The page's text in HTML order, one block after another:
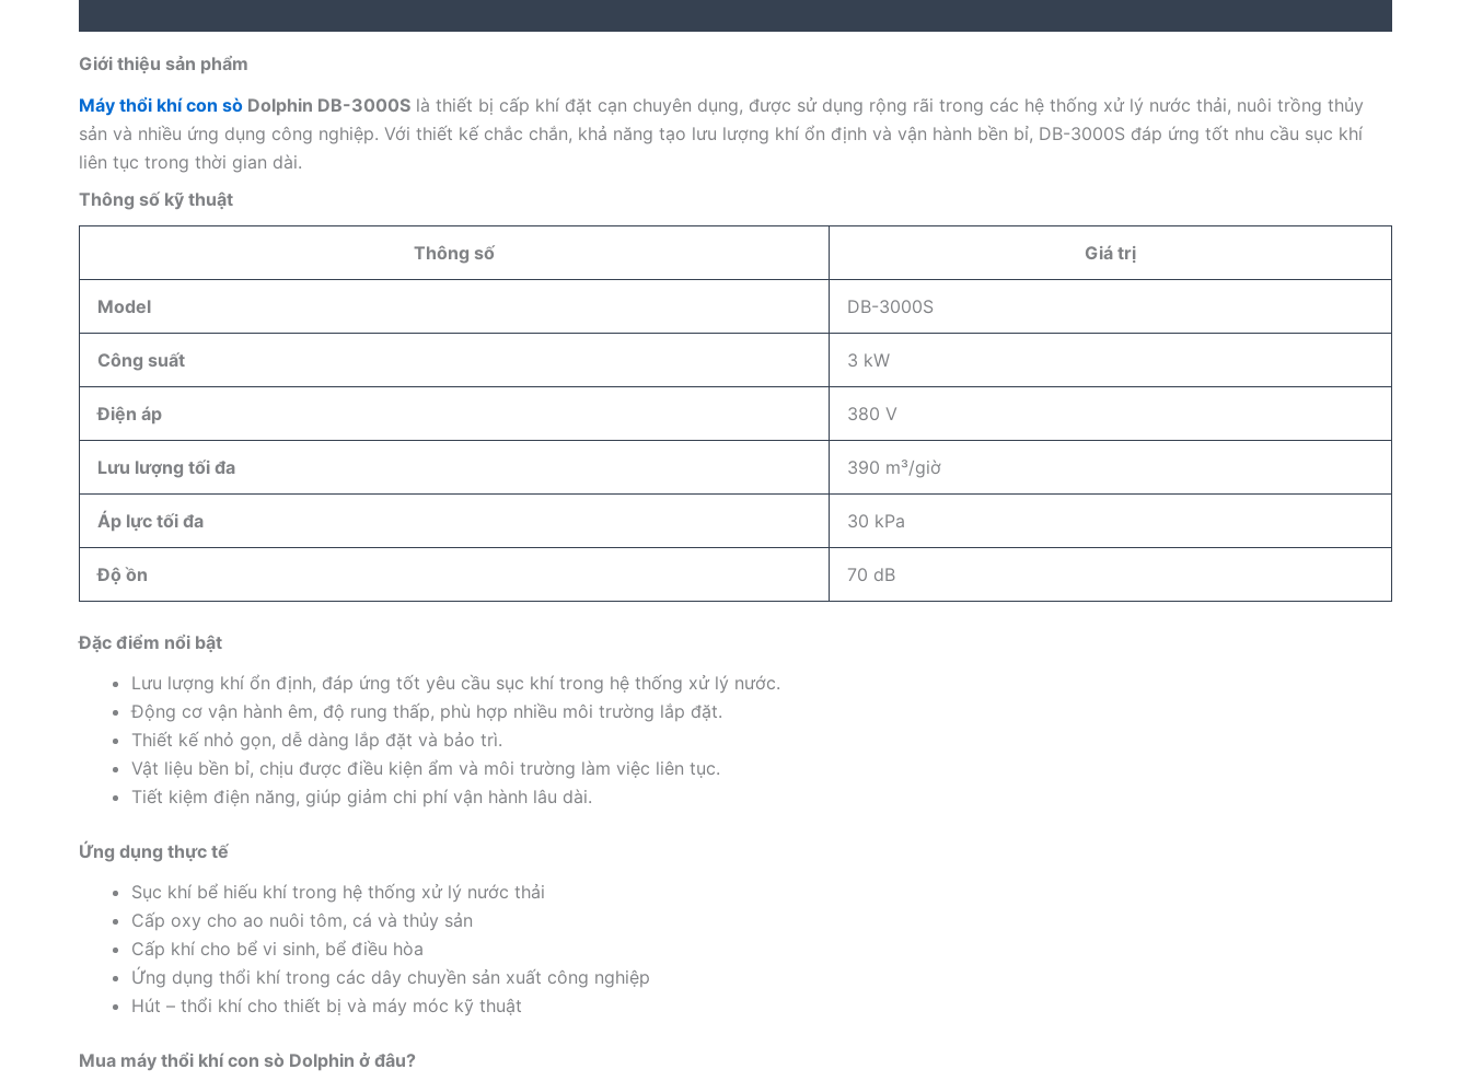
Giới thiệu sản phẩm
Máy thổi khí con sò Dolphin DB-3000S là thiết bị cấp khí đặt cạn chuyên dụng, được sử dụng rộng rãi trong các hệ thống xử lý nước thải, nuôi trồng thủy
sản và nhiều ứng dụng công nghiệp. Với thiết kế chắc chắn, khả năng tạo lưu lượng khí ổn định và vận hành bền bỉ, DB-3000S đáp ứng tốt nhu cầu sục khí
liên tục trong thời gian dài.
Thông số kỹ thuật
Thông số Giá trị
Model DB-3000S
Công suất 3 kW
Điện áp 380 V
Lưu lượng tối đa 390 m³/giờ
Áp lực tối đa 30 kPa
Độ ồn 70 dB
Đặc điểm nổi bật
Lưu lượng khí ổn định, đáp ứng tốt yêu cầu sục khí trong hệ thống xử lý nước.
Động cơ vận hành êm, độ rung thấp, phù hợp nhiều môi trường lắp đặt.
Thiết kế nhỏ gọn, dễ dàng lắp đặt và bảo trì.
Vật liệu bền bỉ, chịu được điều kiện ẩm và môi trường làm việc liên tục.
Tiết kiệm điện năng, giúp giảm chi phí vận hành lâu dài.
Ứng dụng thực tế
Sục khí bể hiếu khí trong hệ thống xử lý nước thải
Cấp oxy cho ao nuôi tôm, cá và thủy sản
Cấp khí cho bể vi sinh, bể điều hòa
Ứng dụng thổi khí trong các dây chuyền sản xuất công nghiệp
Hút – thổi khí cho thiết bị và máy móc kỹ thuật
Mua máy thổi khí con sò Dolphin ở đâu?